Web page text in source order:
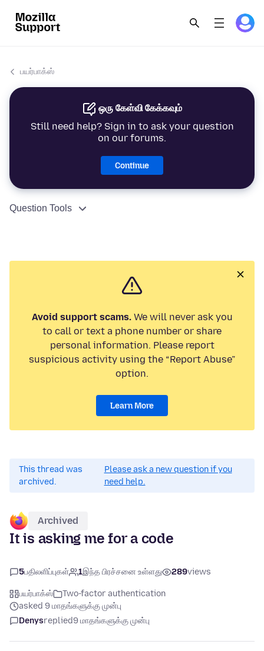
பயர்பாக்ஸ்
ஒரு கேள்வி கேக்கவும்
Still need help? Sign in to ask your question
on our forums.
Continue
Question Tools
Avoid support scams.We will never ask you
to call or text a phone number or share
personal information. Please report
suspicious activity using the “Report Abuse”
option.
Learn More
This thread was
archived.
Please ask a new question if you
need help.
Archived
It is asking me for a code
5பதிலளிப்புகள் 1இந்த பிரச்சனை உள்ளது 289views
பயர்பாக்ஸ்
Two-factor authentication
asked 9 மாதங்களுக்கு முன்பு
Denysreplied9 மாதங்களுக்கு முன்பு